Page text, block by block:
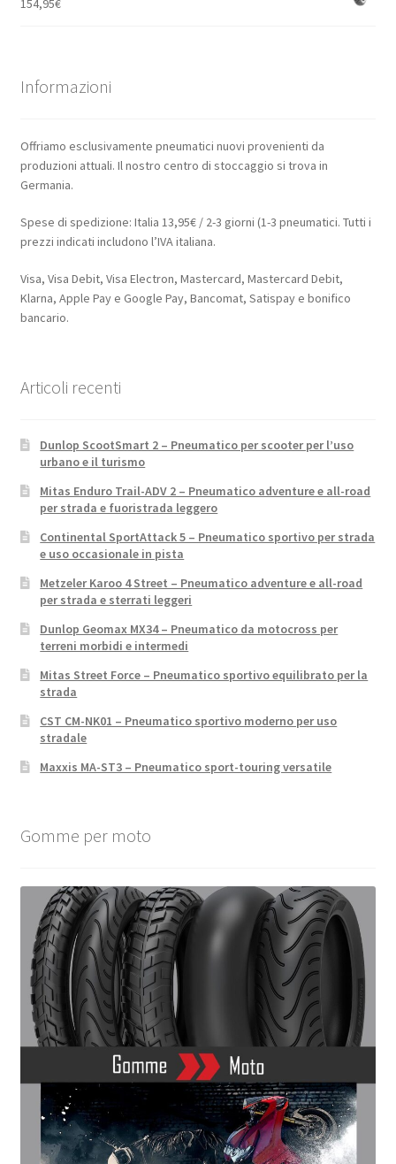
154,95€
Informazioni
Offriamo esclusivamente pneumatici nuovi provenienti da
produzioni attuali. Il nostro centro di stoccaggio si trova in
Germania.
Spese di spedizione: Italia 13,95€ / 2-3 giorni (1-3 pneumatici. Tutti i
prezzi indicati includono l’IVA italiana.
Visa, Visa Debit, Visa Electron, Mastercard, Mastercard Debit,
Klarna, Apple Pay e Google Pay, Bancomat, Satispay e bonifico
bancario.
Articoli recenti
Dunlop ScootSmart 2 – Pneumatico per scooter per l’uso
urbano e il turismo
Mitas Enduro Trail-ADV 2 – Pneumatico adventure e all-road
per strada e fuoristrada leggero
Continental SportAttack 5 – Pneumatico sportivo per strada
e uso occasionale in pista
Metzeler Karoo 4 Street – Pneumatico adventure e all-road
per strada e sterrati leggeri
Dunlop Geomax MX34 – Pneumatico da motocross per
terreni morbidi e intermedi
Mitas Street Force – Pneumatico sportivo equilibrato per la
strada
CST CM-NK01 – Pneumatico sportivo moderno per uso
stradale
Maxxis MA-ST3 – Pneumatico sport-touring versatile
Gomme per moto